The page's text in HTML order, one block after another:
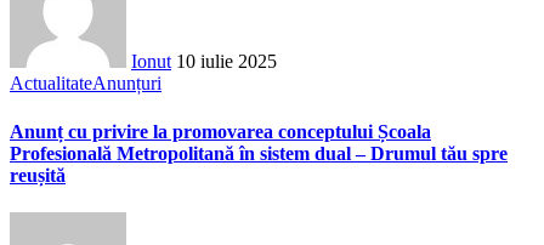
Ionut 10 iulie 2025
ActualitateAnunțuri
Anunț cu privire la promovarea conceptului Școala
Profesională Metropolitană în sistem dual – Drumul tău spre
reușită